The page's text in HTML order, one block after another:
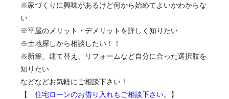
※家づくりに興味があるけど何から始めてよいかわからな
い
※平屋のメリット・デメリットを詳しく知りたい
※土地探しから相談したい！！
※新築、建て替え、リフォームなど自分に合った選択肢を
知りたい
などなどお気軽にご相談下さい！
【 住宅ローンのお借り入れもご相談下さい。
】